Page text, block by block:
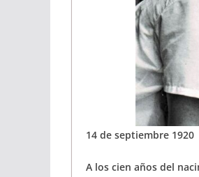
14 de septiembre 1920
A los cien años del